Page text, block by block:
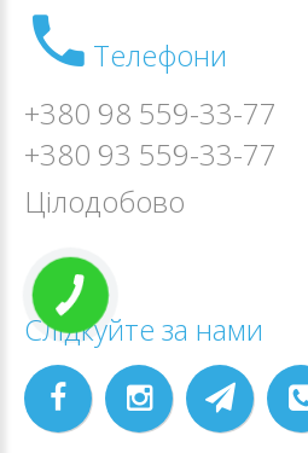
Телефони
+380 98 559-33-77
+380 93 559-33-77
Цілодобово
Слідкуйте за нами
КНОПКА
ЗВ'ЯЗКУ